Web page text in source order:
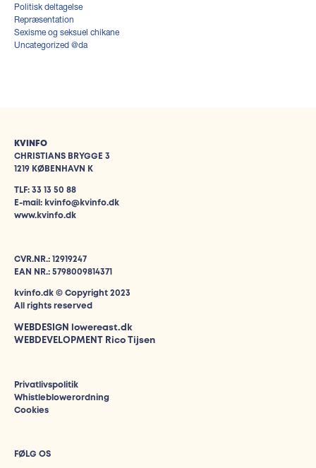
Politisk deltagelse
Repræsentation
Sexisme og seksuel chikane
Uncategorized @da
KVINFO
CHRISTIANS BRYGGE 3
1219 KØBENHAVN K
TLF: 33 13 50 88
E-mail: kvinfo@kvinfo.dk
www.kvinfo.dk
CVR.NR.: 12919247
EAN NR.: 5798009814371
kvinfo.dk © Copyright 2023
All rights reserved
WEBDESIGN
lowereast.dk
WEBDEVELOPMENT Rico Tijsen
Privatlivspolitik
Whistleblowerordning
Cookies
FØLG OS